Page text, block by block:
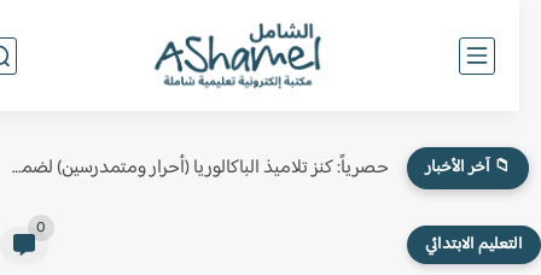
📁 آخر الأخبار حصرياً: كنز تلاميذ الباكالوريا (أحرار ومتمدرسين) لضمان النقطة الكاملة في...
الابتدائي